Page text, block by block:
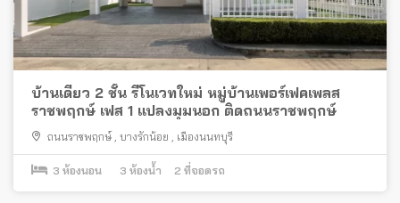
บ้านเดี่ยว 2 ชั้น รีโนเวทใหม่ หมู่บ้านเพอร์เฟคเพลส
ราชพฤกษ์ เฟส 1 แปลงมุมนอก ติดถนนราชพฤกษ์
ถนนราชพฤกษ์ บางรักน้อย เมืองนนทบุรี
3 ห้องนอน 3 ห้องน้ำ 2 ที่จอดรถ